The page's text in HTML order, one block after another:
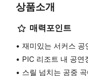
상품소개
매력포인트
재미있는 서커스 공
PIC 리조트 내 공연
스릴 넘치는 공중